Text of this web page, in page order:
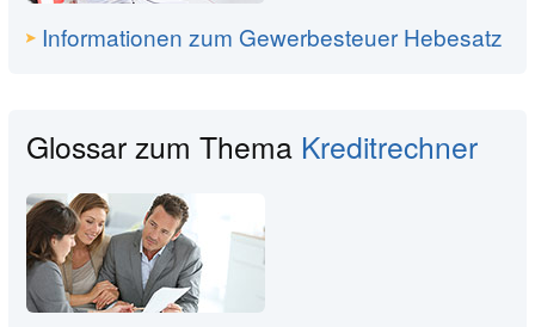
Informationen zum Gewerbesteuer Hebesatz
Glossar zum Thema Kreditrechner